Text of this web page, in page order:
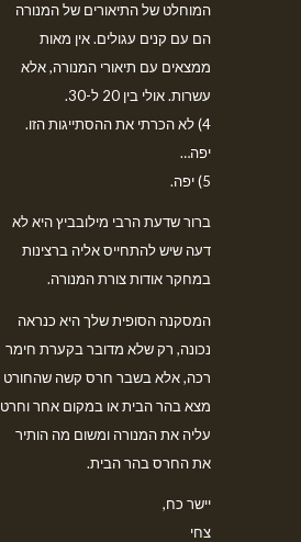
המוחלט של התיאורים של המנורה
הם עם קנים עגולים. אין מאות
ממצאים עם תיאורי המנורה, אלא
עשרות. אולי בין 20 ל-30.
4) לא הכרתי את ההסתייגות הזו.
יפה…
5) יפה.
ברור שדעת הרבי מילובביץ היא לא
דעה שיש להתחייס אליה ברצינות
במחקר אודות צורת המנורה.
המסקנה הסופית שלך היא כנראה
נכונה, רק שלא מדובר בקערת חימר
רכה, אלא בשבר חרס קשה שהחורט
מצא בהר הבית או במקום אחר וחרט
עליה את המנורה ומשום מה הותיר
את החרס בהר הבית.
יישר כח,
צחי